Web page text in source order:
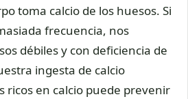
toma calcio de los huesos. Si
frecuencia, nos
débiles y con deficiencia de
ingesta de calcio
ricos en calcio puede prevenir